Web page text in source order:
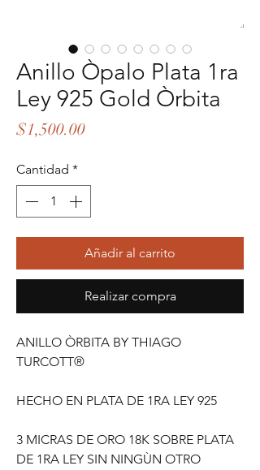
Anillo Òpalo Plata 1ra
Ley 925 Gold Òrbita
$1,500.00Precio
Cantidad *
Añadir al carrito
Realizar compra
ANILLO ÒRBITA BY THIAGO
TURCOTT®
HECHO EN PLATA DE 1RA LEY 925
3 MICRAS DE ORO 18K SOBRE PLATA
DE 1RA LEY SIN NINGÙN OTRO